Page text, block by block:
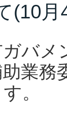
(10月
ガバ
業務
。